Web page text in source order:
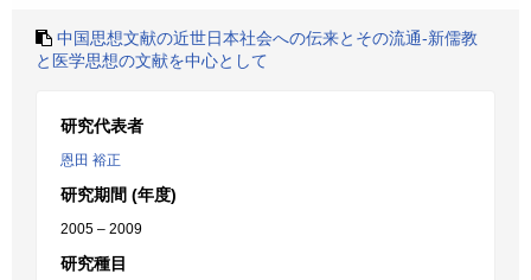
中国思想文献の近世日本社会への伝来とその流通-新儒教
と医学思想の文献を中心として
研究代表者
恩田 裕正
研究期間 (年度)
2005 – 2009
研究種目